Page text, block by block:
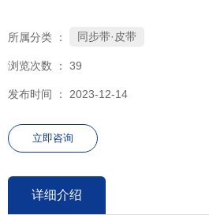
所属分类 ： 同步带·皮带
浏览次数 ： 39
发布时间 ： 2023-12-14
立即咨询
详细介绍